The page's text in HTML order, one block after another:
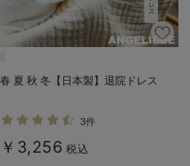
春 夏 秋 冬【日本製】退院ドレス
3件
￥3,256 税込